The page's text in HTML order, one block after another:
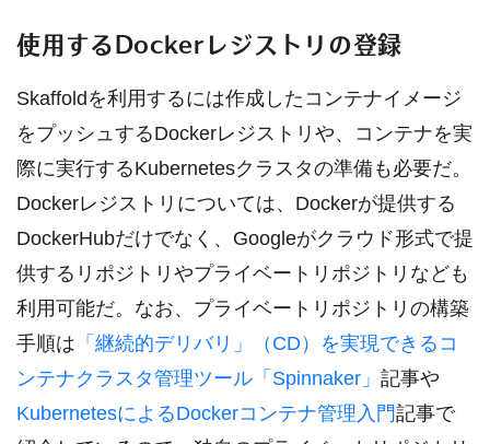
使用するDockerレジストリの登録
Skaffoldを利用するには作成したコンテナイメージ
をプッシュするDockerレジストリや、コンテナを実
際に実行するKubernetesクラスタの準備も必要だ。
Dockerレジストリについては、Dockerが提供する
DockerHubだけでなく、Googleがクラウド形式で提
供するリポジトリやプライベートリポジトリなども
利用可能だ。なお、プライベートリポジトリの構築
手順は 「継続的デリバリ」（CD）を実現できるコ
ンテナクラスタ管理ツール「Spinnaker」 記事や
KubernetesによるDockerコンテナ管理入門記事で